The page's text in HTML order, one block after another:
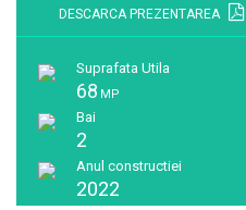
DESCARCA PREZENTAREA
Suprafata Utila
68 MP
Bai
2
Anul constructiei
2022